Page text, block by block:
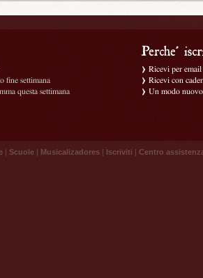
fine settimana
questa settimana
Ricevi per
Ricevi con
Un modo
| Scuole | Musicalizadores | Iscriviti | Centro